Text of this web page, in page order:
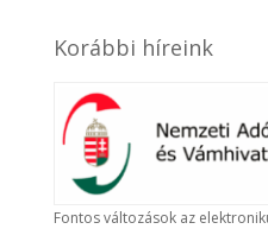
Korábbi híreink
Fontos változások az